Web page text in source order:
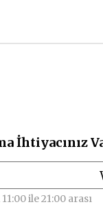
İhtiyacınız
ile 21:00 arası